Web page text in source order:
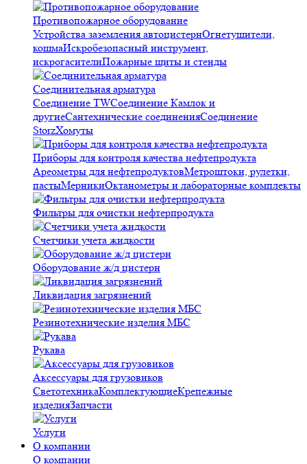
Противопожарное оборудование
Устройства заземления автоцистернОгнетушители,
кошмаИскробезопасный инструмент,
искрогасителиПожарные щиты и стенды
Соединительная арматура
Соединение TWСоединение Камлок и
другиеСантехнические соединенияСоединение
StorzХомуты
Приборы для контроля качества нефтепродукта
Ареометры для нефтепродуктовМетроштоки, рулетки,
пастыМерникиОктанометры и лабораторные комплекты
Фильтры для очистки нефтерпродукта
Счетчики учета жидкости
Оборудование ж/д цистерн
Ликвидация загрязнений
Резинотехнические изделия МБС
Рукава
Аксессуары для грузовиков
СветотехникаКомплектующиеКрепежные
изделияЗапчасти
Услуги
О компании
О компании